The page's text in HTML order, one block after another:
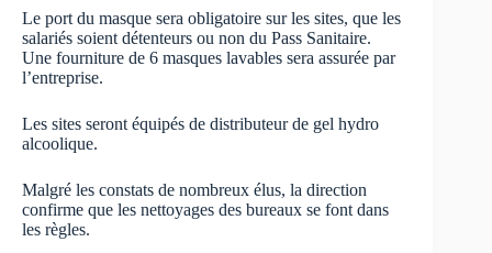
Le port du masque sera obligatoire sur les sites, que les
salariés soient détenteurs ou non du Pass Sanitaire.
Une fourniture de 6 masques lavables sera assurée par
l’entreprise.
Les sites seront équipés de distributeur de gel hydro
alcoolique.
Malgré les constats de nombreux élus, la direction
confirme que les nettoyages des bureaux se font dans
les règles.